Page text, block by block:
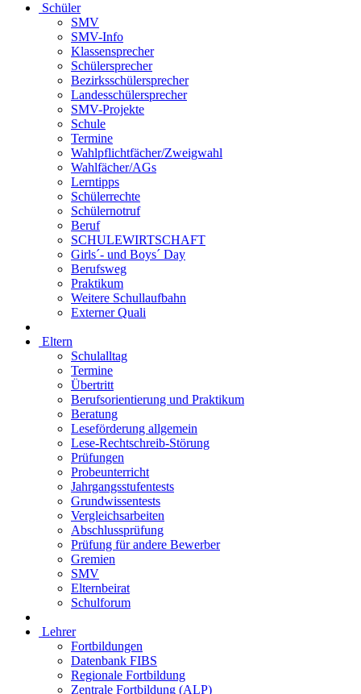
Schüler
SMV
SMV-Info
Klassensprecher
Schülersprecher
Bezirksschülersprecher
Landesschülersprecher
SMV-Projekte
Schule
Termine
Wahlpflichtfächer/Zweigwahl
Wahlfächer/AGs
Lerntipps
Schülerrechte
Schülernotruf
Beruf
SCHULEWIRTSCHAFT
Girls´- und Boys´ Day
Berufsweg
Praktikum
Weitere Schullaufbahn
Externer Quali
Eltern
Schulalltag
Termine
Übertritt
Berufsorientierung und Praktikum
Beratung
Leseförderung allgemein
Lese-Rechtschreib-Störung
Prüfungen
Probeunterricht
Jahrgangsstufentests
Grundwissentests
Vergleichsarbeiten
Abschlussprüfung
Prüfung für andere Bewerber
Gremien
SMV
Elternbeirat
Schulforum
Lehrer
Fortbildungen
Datenbank FIBS
Regionale Fortbildung
Zentrale Fortbildung (ALP)